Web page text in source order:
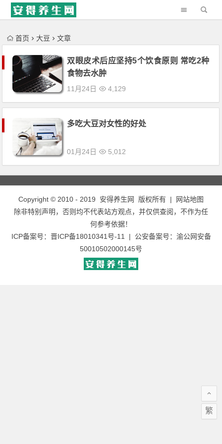
'); })();
首页 大豆 文章
双眼皮术后应坚持5个饮食原则 常吃2种
食物去水肿
11月24日 4,129
多吃大豆对女性的好处
01月24日 5,012
Copyright © 2010 - 2019 安得养生网 版权所有 |
网站地图
除非特别声明，否则均不代表站方观点，并仅供查阅，不作为任
何参考依据！
ICP备案号： 晋ICP备18010341号-11 | 公安备案号： 渝公网安备
50010502000145号
繁